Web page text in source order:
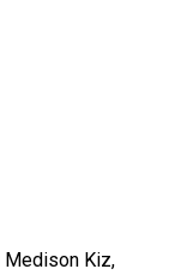
Medison Kiz,